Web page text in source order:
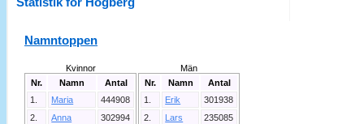
Namntoppen
Kvinnor
Nr.
Namn
Antal
1.
Maria
444908
2.
Anna
302994
Män
Nr.
Namn
Antal
1.
Erik
301938
2.
Lars
235085